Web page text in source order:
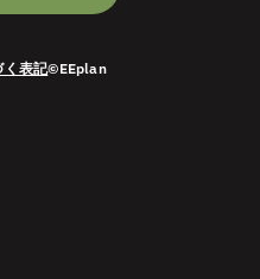
く表記©EEplan